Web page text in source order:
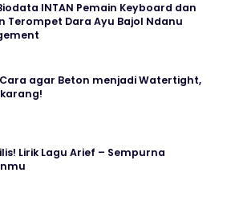
INTAN Pemain Keyboard dan
Terompet Dara Ayu Bajol Ndanu
Cara agar Beton menjadi Watertight,
Lirik Lagu Arief – Sempurna